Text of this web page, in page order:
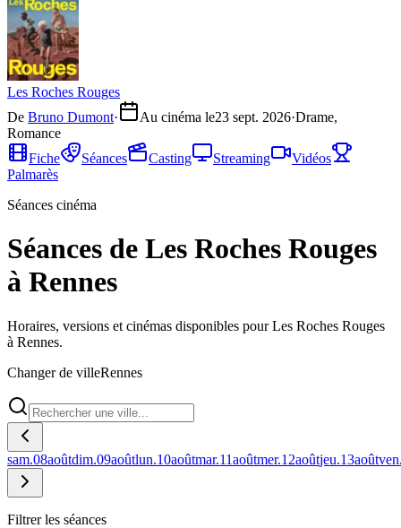
Les Roches Rouges
De Bruno Dumont· Au cinéma le23 sept. 2026·Drame,
Romance
Fiche
Séances Casting Streaming
Vidéos
Palmarès
Séances cinéma
Séances de Les Roches Rouges
à Rennes
Horaires, versions et cinémas disponibles pour Les Roches Rouges
à Rennes.
Changer de villeRennes
sam.08aoûtdim.09aoûtlun.10aoûtmar.11aoûtmer.12aoûtjeu.13août
Filtrer les séances